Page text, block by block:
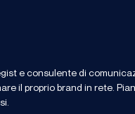
e consulente di
il proprio brand in rete.